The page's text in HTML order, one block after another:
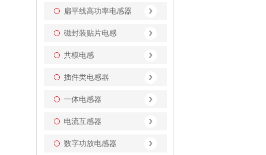
扁平线高功率电感器
磁封装贴片电感
共模电感
插件类电感器
一体电感器
电流互感器
数字功放电感器